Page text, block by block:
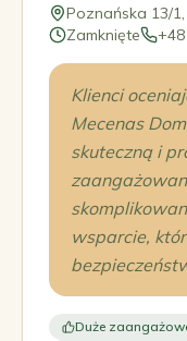
Poznańska 13/
Zamknięte
Klienci
Mecenas
skuteczną i
wsparcie,
Duże